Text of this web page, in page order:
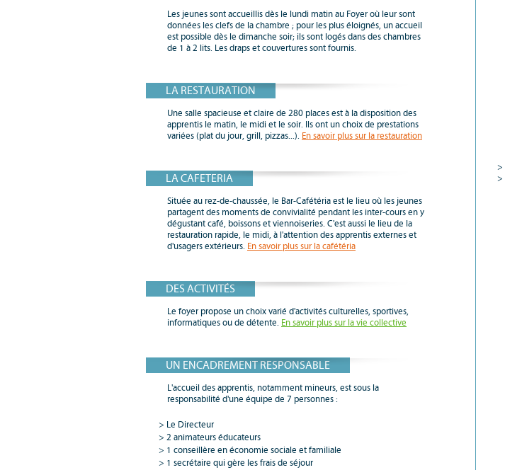
Les jeunes sont accueillis dès le lundi matin au Foyer où leur sont
données les clefs de la chambre ; pour les plus éloignés, un accueil
est possible dès le dimanche soir; ils sont logés dans des chambres
de 1 à 2 lits. Les draps et couvertures sont fournis.
LA RESTAURATION
Une salle spacieuse et claire de 280 places est à la disposition des
apprentis le matin, le midi et le soir. Ils ont un choix de prestations
variées (plat du jour, grill, pizzas...). En savoir plus sur la restauration
LA CAFETERIA
Située au rez-de-chaussée, le Bar-Cafétéria est le lieu où les jeunes
partagent des moments de convivialité pendant les inter-cours en y
dégustant café, boissons et viennoiseries. C'est aussi le lieu de la
restauration rapide, le midi, à l'attention des apprentis externes et
d'usagers extérieurs. En savoir plus sur la cafétéria
DES ACTIVITÉS
Le foyer propose un choix varié d'activités culturelles, sportives,
informatiques ou de détente. En savoir plus sur la vie collective
UN ENCADREMENT RESPONSABLE
L'accueil des apprentis, notamment mineurs, est sous la
responsabilité d'une équipe de 7 personnes :
Le Directeur
2 animateurs éducateurs
1 conseillère en économie sociale et familiale
1 secrétaire qui gère les frais de séjour